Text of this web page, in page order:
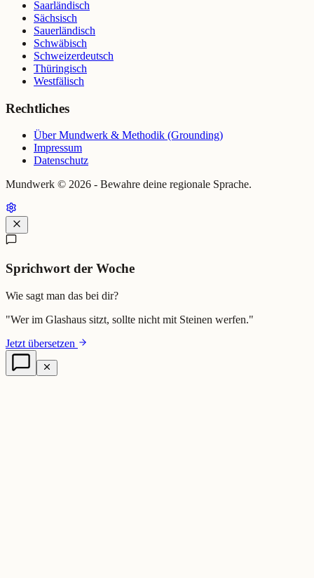
Saarländisch
Sächsisch
Sauerländisch
Schwäbisch
Schweizerdeutsch
Thüringisch
Westfälisch
Rechtliches
Über Mundwerk & Methodik (Grounding)
Impressum
Datenschutz
Mundwerk © 2026 - Bewahre deine regionale Sprache.
Sprichwort der Woche
Wie sagt man das bei dir?
"Wer im Glashaus sitzt, sollte nicht mit Steinen werfen."
Jetzt übersetzen